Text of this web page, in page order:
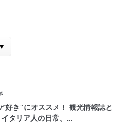
好き”にオススメ！ 観光情報誌と
タリア人の日常、...